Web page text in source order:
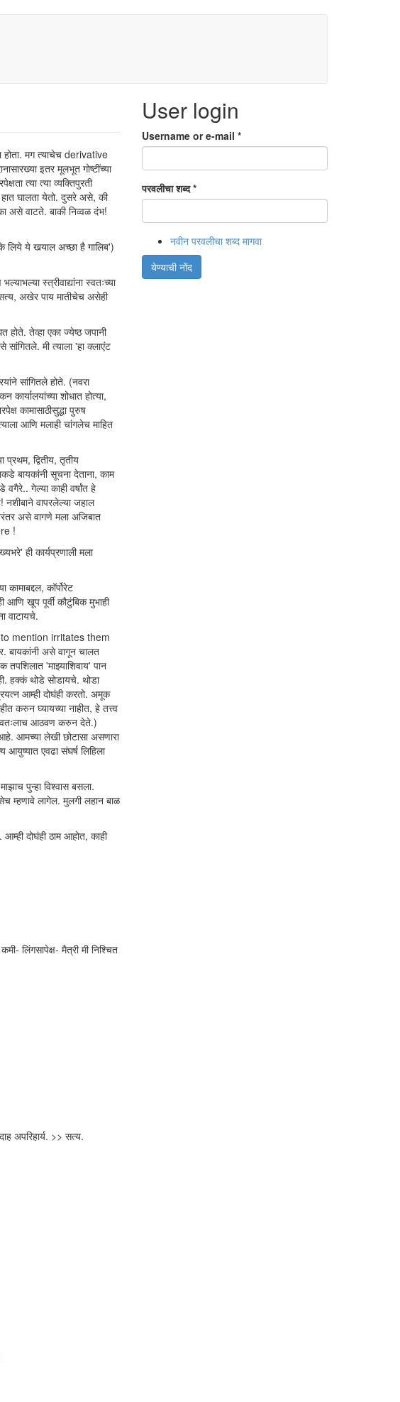
होता. मग त्याचेच derivative
इतर मूलभूत गोष्टींच्या
त्या त्या व्यक्तिपुरती
घालता येतो. दुसरे असे, की
असे वाटते. बाकी निव्वळ दंभ!
लिये ये खयाल अच्छा है गालिब')
स्त्रीवाद्यांना स्वतःच्या
सत्य, अखेर पाय मातीचेच असेही
होते. तेव्हा एका ज्येष्ठ जपानी
सांगितले. मी त्याला 'हा क्लाएंट
सांगितले होते. (नवरा
शोधात होत्या,
कामासाठीसुद्धा पुरुष
आणि मलाही चांगलेच माहित
द्वितीय, तृतीय
बायकांनी सूचना देताना, काम
गेल्या काही वर्षांत हे
नशीबाने वापरलेल्या जहाल
असे वागणे मला अजिबात
!
ही कार्यप्रणाली मला
कॉर्पोरेट
आणि खूप पूर्वी कौटुंबिक मुभाही
वाटायचे.
mention irritates them
बायकांनी असे वागून चालत
'माझ्याशिवाय' पान
हक्कं थोडे सोडायचे. थोडा
आम्ही दोघंही करतो. अमूक
करुन घ्यायच्या नाहीत, हे तत्त्व
स्वतःलाच आठवण करुन देते.)
आमच्या लेखी छोटासा असणारा
आयुष्यात एवढा संघर्ष लिहिला
पुन्हा विश्वास बसला.
म्हणावे लागेल. मुलगी लहान बाळ
दोघंही ठाम आहोत, काही
लिंगसापेक्ष- मैत्री मी निश्चित
अपरिहार्य. >> सत्य.
User login
Username or e-mail *
परवलीचा शब्द*
नवीन परवलीचा शब्द मागवा
येण्याची नोंद